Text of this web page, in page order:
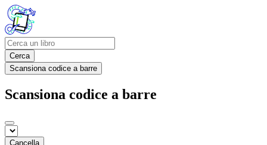
Cerca
Scansiona codice a barre
Scansiona codice a barre
Cancella